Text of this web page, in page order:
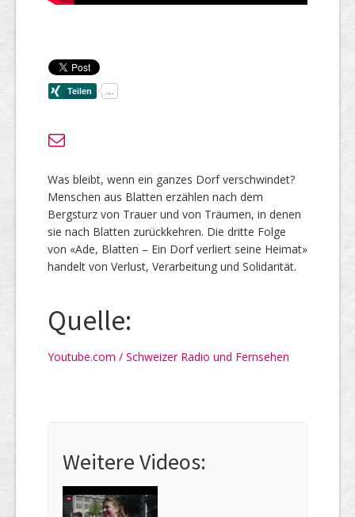
Was bleibt, wenn ein ganzes Dorf verschwindet?
Menschen aus Blatten erzählen nach dem
Bergsturz von Trauer und von Träumen, in denen
sie nach Blatten zurückkehren. Die dritte Folge
von «Ade, Blatten – Ein Dorf verliert seine Heimat»
handelt von Verlust, Verarbeitung und Solidarität.
Quelle:
Youtube.com / Schweizer Radio und Fernsehen
Weitere Videos: